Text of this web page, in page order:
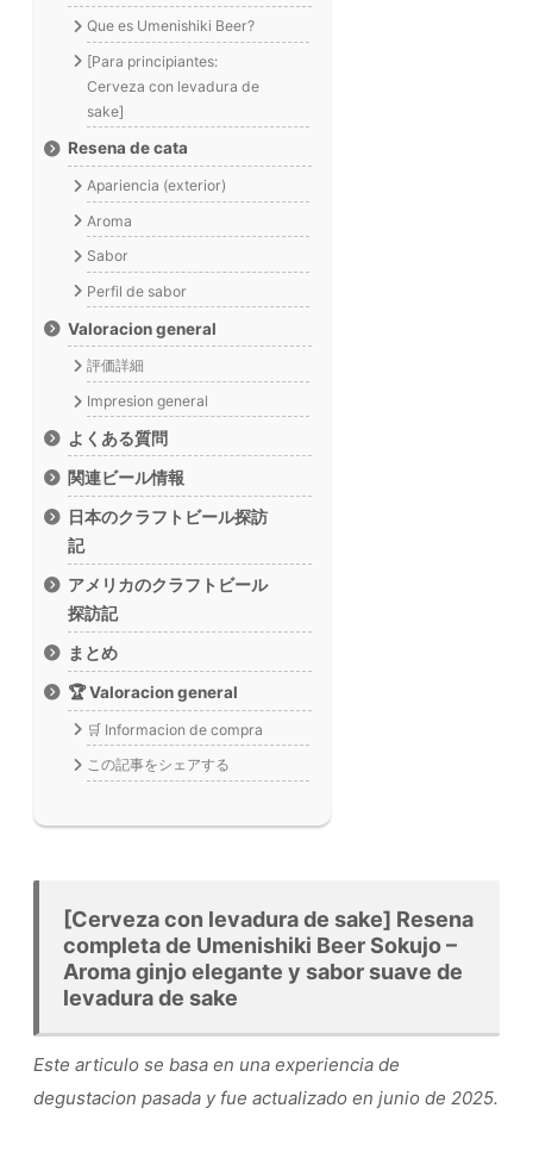
Que es Umenishiki Beer?
[Para principiantes:
Cerveza con levadura de
sake]
Resena de cata
Apariencia (exterior)
Aroma
Sabor
Perfil de sabor
Valoracion general
評価詳細
Impresion general
よくある質問
関連ビール情報
日本のクラフトビール探訪
記
アメリカのクラフトビール
探訪記
まとめ
🏆 Valoracion general
🛒 Informacion de compra
この記事をシェアする
[Cerveza con levadura de sake] Resena
completa de Umenishiki Beer Sokujo –
Aroma ginjo elegante y sabor suave de
levadura de sake
Este articulo se basa en una experiencia de
degustacion pasada y fue actualizado en junio de 2025.